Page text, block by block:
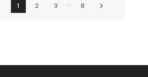
1 2 3 … 8 